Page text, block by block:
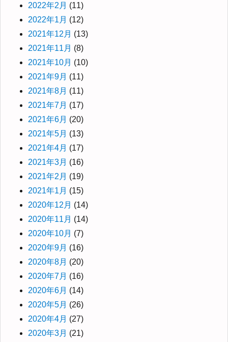
2022年2月 (11)
2022年1月 (12)
2021年12月 (13)
2021年11月 (8)
2021年10月 (10)
2021年9月 (11)
2021年8月 (11)
2021年7月 (17)
2021年6月 (20)
2021年5月 (13)
2021年4月 (17)
2021年3月 (16)
2021年2月 (19)
2021年1月 (15)
2020年12月 (14)
2020年11月 (14)
2020年10月 (7)
2020年9月 (16)
2020年8月 (20)
2020年7月 (16)
2020年6月 (14)
2020年5月 (26)
2020年4月 (27)
2020年3月 (21)